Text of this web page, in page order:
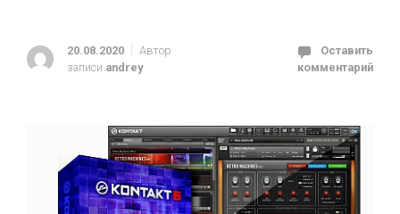
20.08.2020
Автор
записи andrey
Оставить
комментарий